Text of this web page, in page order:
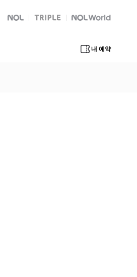
NOL
트리플 Global Interpark
내 예약